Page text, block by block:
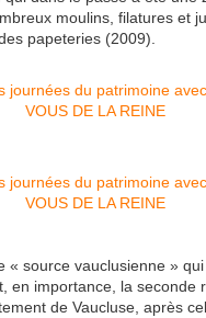
moulins, filatures et
papeteries (2009).
« source vauclusienne » qui
en importance, la seconde
de Vaucluse, après